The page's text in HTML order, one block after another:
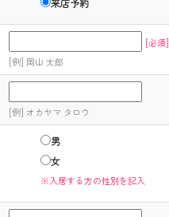
来店予約
[必須]
[例] 岡山 太郎
[例] オカヤマ タロウ
男
女
※入居する方の性別を記入